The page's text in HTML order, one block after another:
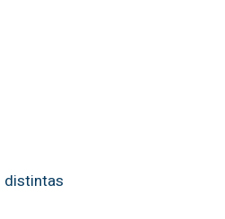
distintas